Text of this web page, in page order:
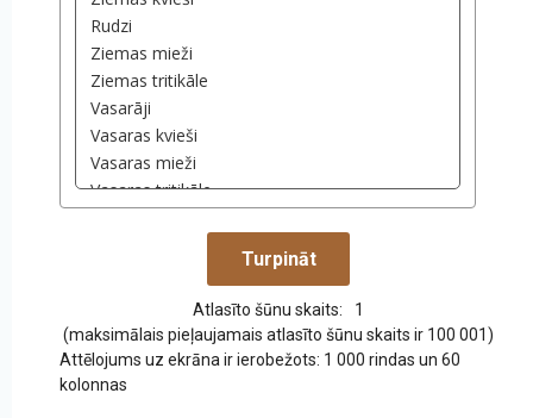
Atlasīto šūnu skaits:
1
(maksimālais pieļaujamais atlasīto šūnu skaits ir 100 001)
Attēlojums uz ekrāna ir ierobežots: 1 000 rindas un 60
kolonnas